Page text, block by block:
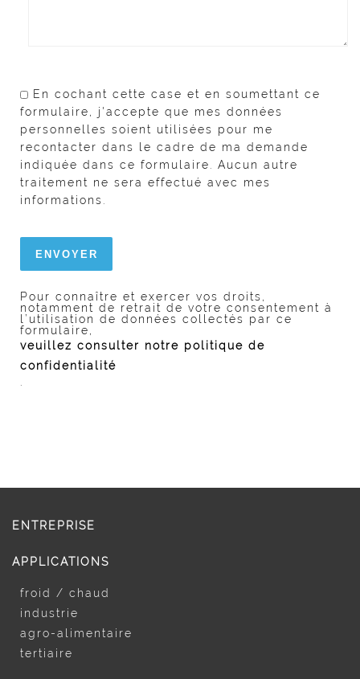
En cochant cette case et en soumettant ce
formulaire, j'accepte que mes données
personnelles soient utilisées pour me
recontacter dans le cadre de ma demande
indiquée dans ce formulaire. Aucun autre
traitement ne sera effectué avec mes
informations.
Pour connaître et exercer vos droits,
notamment de retrait de votre consentement à
l’utilisation de données collectés par ce
formulaire,
veuillez consulter notre politique de
confidentialité
ENTREPRISE
APPLICATIONS
froid / chaud
industrie
agro-alimentaire
tertiaire